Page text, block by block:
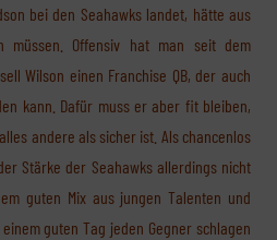
bei den Seahawks landet, hätte aus
müssen. Offensiv hat man seit dem
Wilson einen Franchise QB, der auch
kann. Dafür muss er aber fit bleiben,
andere als sicher ist. Als chancenlos
Stärke der Seahawks allerdings nicht
guten Mix aus jungen Talenten und
guten Tag jeden Gegner schlagen